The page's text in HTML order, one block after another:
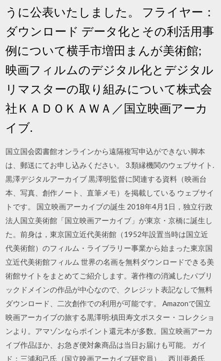
うに公表いたしました。 フライヤー：
ダウンロード データ化とその利活用事
例について横手市増田まんが美術館;
映画フィルムのデジタル化とデジタル
リマスターの取り組みについて株式会
社ＫＡＤＯＫＡＷＡ／国立映画アーカ
イブ.
国立国会図書館オンラインから遠隔複写申込ができない脚本
は、郵送にてお申し込みください。 3.類縁機関のウェブサイト.
黒澤デジタルアーカイブ 黒澤明監督に関連する資料（映画台
本、写真、創作ノート、直筆メモ）を掲載している ウェブサイ
トです。 国立映画アーカイブの誕生 2018年4月1日，独立行政
法人国立美術館「国立映画アーカイブ」が東京・京橋に誕生し
た。前身は，東京国立近代美術館（1952年設置当時は国立近
代美術館）のフィルム・ライブラリー事業から始まった東京国
立近代美術館フィルム 世界の名画を無料ダウンロードできる美
術館サイトをまとめてご紹介します。著作権の消滅したパブリ
ックドメインの作品が中心なので、クレジット表記なしで無料
ダウンロード、二次創作での利用が可能です。 Amazonで国立
映画アーカイブの旅する黒澤明:槙田寿文ポスター・コレクショ
ンより。アマゾンならポイント還元本が多数。国立映画アーカ
イブ作品ほか、お急ぎ便対象商品は当日お届けも可能。 ガイ
ド：三浦和己氏（国立映画アーカイブ研究員）、西川亜希氏